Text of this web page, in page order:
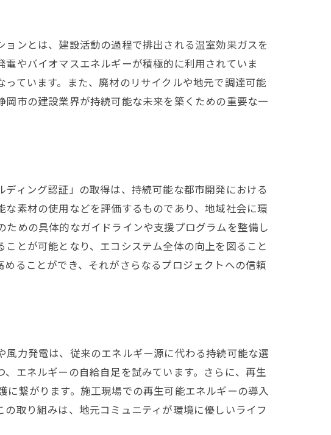
ンとは、建設活動の過程で排出される温室効果ガスを
やバイオマスエネルギーが積極的に利用されていま
ています。また、廃材のリサイクルや地元で調達可能
市の建設業界が持続可能な未来を築くための重要な一
ィング認証」の取得は、持続可能な都市開発における
素材の使用などを評価するものであり、地域社会に環
めの具体的なガイドラインや支援プログラムを整備し
とが可能となり、エコシステム全体の向上を図ること
ることができ、それがさらなるプロジェクトへの信頼
力発電は、従来のエネルギー源に代わる持続可能な選
エネルギーの自給自足を試みています。さらに、再生
繋がります。施工現場での再生可能エネルギーの導入
取り組みは、地元コミュニティが環境に優しいライフ